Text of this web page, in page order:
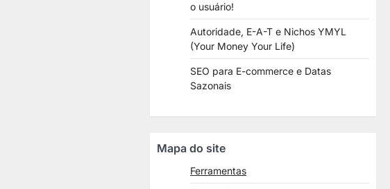
o usuário!
Autoridade, E-A-T e Nichos YMYL
(Your Money Your Life)
SEO para E-commerce e Datas
Sazonais
Mapa do site
Ferramentas